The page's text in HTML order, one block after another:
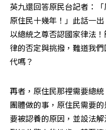
英九還回答原民台記者：
原住民十幾年！」此話一
以總統之尊否認國家律法
律的否定與挑撥，難道我
代嗎？
再者，原住民那裡需要總
團體做的事，原住民需要
要被認養的原因，並設法